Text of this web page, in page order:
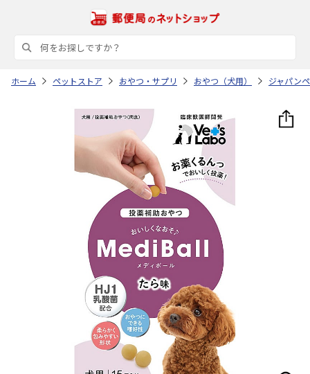
ホーム ペットストア おやつ・サプリ おやつ（犬用） ジャパン